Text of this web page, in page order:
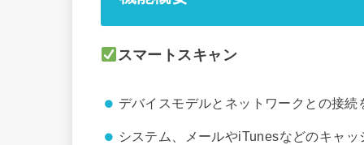
スマートスキャン
デバイスモデルとネットワークとの接続
システム、メールやiTunesなどのキャッ